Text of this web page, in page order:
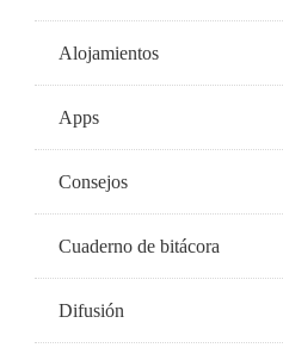
Alojamientos
Apps
Consejos
Cuaderno de bitácora
Difusión